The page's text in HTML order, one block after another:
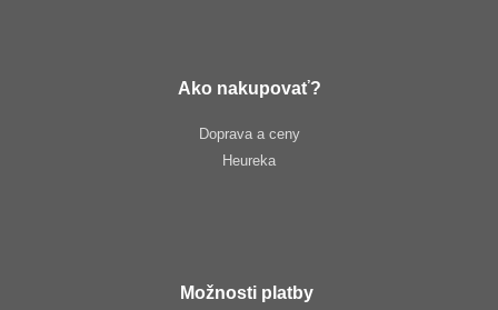
Ako nakupovať?
Doprava a ceny
Heureka
Možnosti platby